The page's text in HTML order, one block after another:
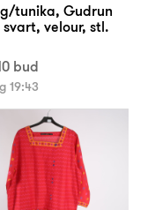
tunika, Gudrun
velour, stl.
bud
19:43